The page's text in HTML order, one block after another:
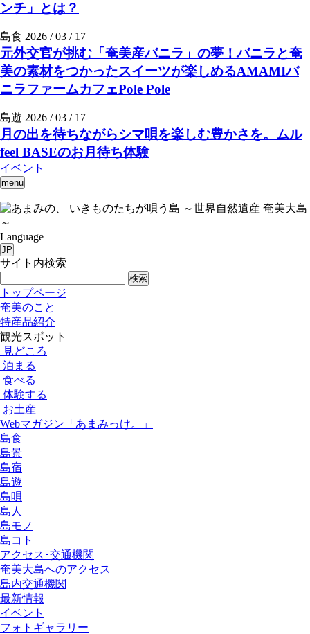
ンチ」とは？
島食 2026 / 03 / 17
元外交官が挑む「奄美産バニラ」の夢！バニラと奄
美の素材をつかったスイーツが楽しめるAMAMIバ
ニラファームカフェPole Pole
島遊 2026 / 03 / 17
月の出を待ちながらシマ唄を楽しむ豊かさを。ムル
feel BASEのお月待ち体験
イベント
menu
いきものたちが唄う島 ～世界自然遺産 奄美大島
～
Language
JP
サイト内検索
検索
トップページ
奄美のこと
特産品紹介
観光スポット
見どころ
泊まる
食べる
体験する
お土産
Webマガジン「あまみっけ。」
島食
島景
島宿
島遊
島唄
島人
島モノ
島コト
アクセス･交通機関
奄美大島へのアクセス
島内交通機関
最新情報
イベント
フォトギャラリー